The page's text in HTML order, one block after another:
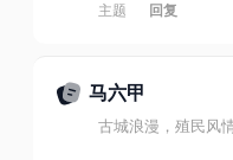
主题 回复
马六甲